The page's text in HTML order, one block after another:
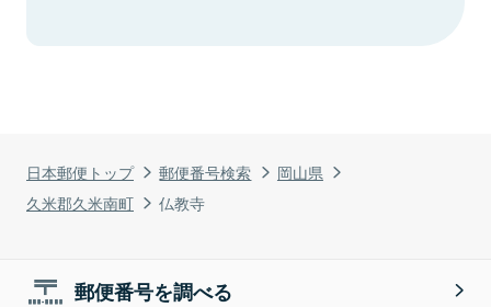
日本郵便トップ 郵便番号検索
岡山県
久米郡久米南町
仏教寺
郵便番号を調べる